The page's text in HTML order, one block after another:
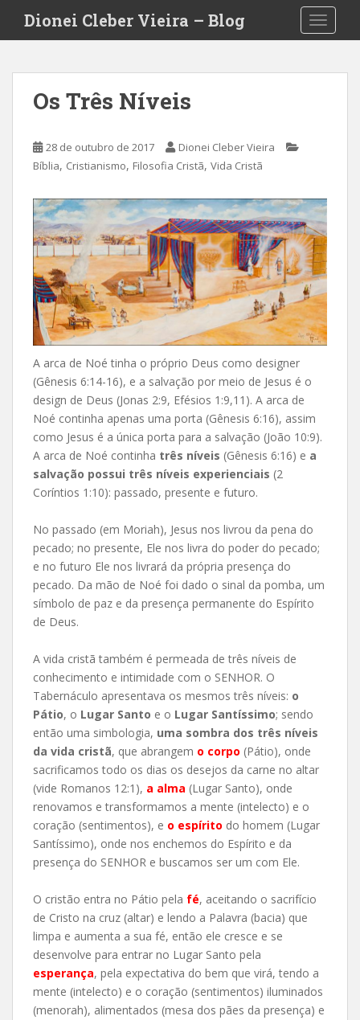
i
Dionei Cleber Vieira – Blog
Os Três Níveis
28 de outubro de 2017
Dionei Cleber Vieira
Bíblia, Cristianismo, Filosofia Cristã, Vida Cristã
A arca de Noé tinha o próprio Deus como designer
(Gênesis 6:14-16), e a salvação por meio de Jesus é o
design de Deus (Jonas 2:9, Efésios 1:9,11). A arca de
Noé continha apenas uma porta (Gênesis 6:16), assim
como Jesus é a única porta para a salvação (João 10:9).
A arca de Noé continha três níveis (Gênesis 6:16) e a
salvação possui três níveis experienciais (2
Coríntios 1:10): passado, presente e futuro.
No passado (em Moriah), Jesus nos livrou da pena do
pecado; no presente, Ele nos livra do poder do pecado;
e no futuro Ele nos livrará da própria presença do
pecado. Da mão de Noé foi dado o sinal da pomba, um
símbolo de paz e da presença permanente do Espírito
de Deus.
A vida cristã também é permeada de três níveis de
conhecimento e intimidade com o SENHOR. O
Tabernáculo apresentava os mesmos três níveis: o
Pátio, o Lugar Santo e o Lugar Santíssimo; sendo
então uma simbologia, uma sombra dos três níveis
da vida cristã, que abrangem o corpo (Pátio), onde
sacrificamos todo os dias os desejos da carne no altar
(vide Romanos 12:1), a alma (Lugar Santo), onde
renovamos e transformamos a mente (intelecto) e o
coração (sentimentos), e o espírito do homem (Lugar
Santíssimo), onde nos enchemos do Espírito e da
presença do SENHOR e buscamos ser um com Ele.
O cristão entra no Pátio pela fé, aceitando o sacrifício
de Cristo na cruz (altar) e lendo a Palavra (bacia) que
limpa e aumenta a sua fé, então ele cresce e se
desenvolve para entrar no Lugar Santo pela
esperança, pela expectativa do bem que virá, tendo a
mente (intelecto) e o coração (sentimentos) iluminados
(menorah), alimentados (mesa dos pães da presença) e